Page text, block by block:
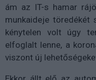
ám az IT-s hamar
munkaideje töredékét
kénytelen volt úgy
elfoglalt lenne, a
viszont új